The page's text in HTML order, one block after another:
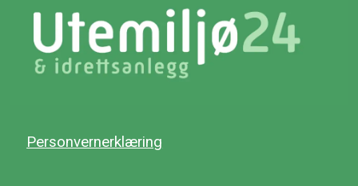
Personvernerklæring